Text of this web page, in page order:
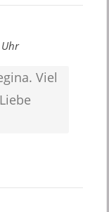
Viel